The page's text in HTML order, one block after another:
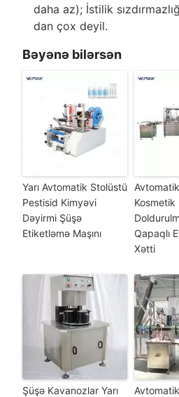
daha az); İstilik
dan çox deyil.
Bəyənə bilərsən
Yarı Avtomatik Stolüstü
Pestisid Kimyəvi
Dəyirmi Şüşə
Etiketləmə Maşını
Kosmetik
Qapaqlı
Xətti
Şüşə Kavanozlar Yarı